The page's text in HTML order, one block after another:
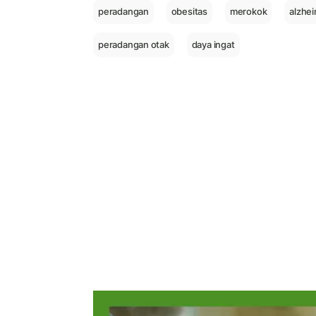
peradangan obesitas merokok
peradangan otak daya ingat